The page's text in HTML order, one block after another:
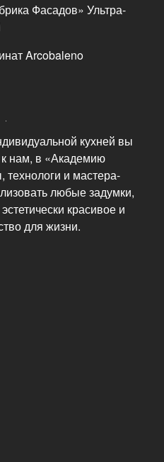
Фасадов» Ультра-
Arcobaleno
кухней вы
нам, в «Академию
и мастера-
любые задумки,
красивое и
для жизни.